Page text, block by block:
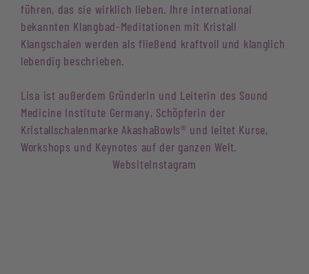
führen, das sie wirklich lieben. Ihre international
bekannten Klangbad-Meditationen mit Kristall
Klangschalen werden als fließend kraftvoll und klanglich
lebendig beschrieben.
Lisa ist außerdem Gründerin und Leiterin des Sound
Medicine Institute Germany, Schöpferin der
Kristallschalenmarke AkashaBowls® und leitet Kurse,
Workshops und Keynotes auf der ganzen Welt.
WebsiteInstagram